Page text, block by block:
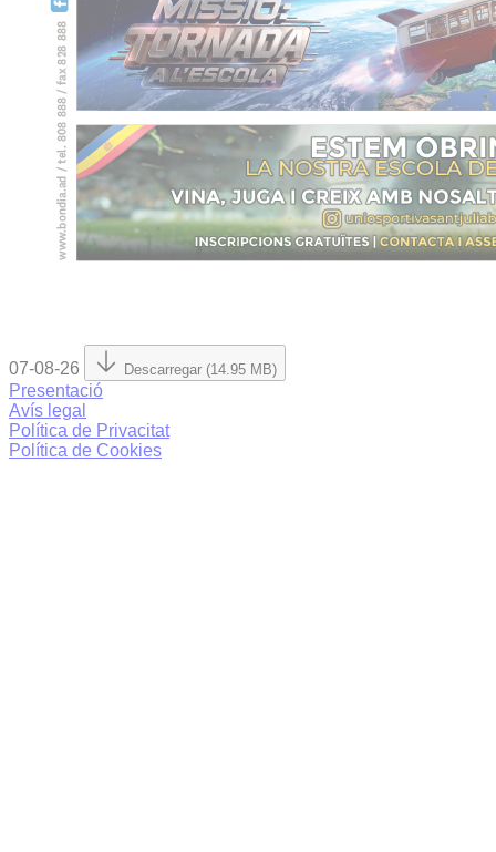
07-08-26 Descarregar (14.95 MB)
Presentació
Avís legal
Política de Privacitat
Política de Cookies